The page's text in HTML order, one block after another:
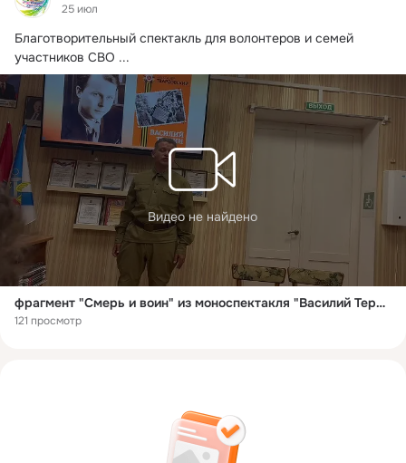
25 июл
Благотворительный спектакль для волонтеров и семей
участников СВО ...
Видео не найдено
фрагмент "Смерь и воин" из моноспектакля "Василий Теркин"
121 просмотр